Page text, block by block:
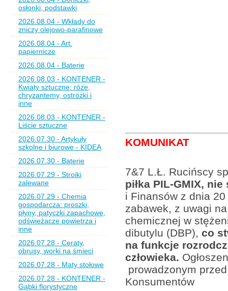
osłonki, podstawki
2026.08.04 - Wkłady do
zniczy olejowo-parafinowe
2026.08.04 - Art.
papiernicze
2026.08.04 - Baterie
2026.08.03 - KONTENER -
Kwiaty sztuczne: róże,
chryzantemy, ostróżki i
inne
2026.08.03 - KONTENER -
Liście sztuczne
2026.07.30 - Artykuły
szkolne i biurowe - KIDEA
2026.07.30 - Baterie
2026.07.29 - Stroiki
zalewane
2026.07.29 - Chemia
gospodarcza: proszki,
płyny, patyczki zapachowe,
odświeżacze powietrza i
inne
2026.07.28 - Ceraty,
obrusy, worki na śmieci
2026.07.28 - Maty stołowe
2026.07.28 - KONTENER -
Gąbki florystyczne
KOMUNIKAT
7&7 L.Ł. Rucińscy
piłka PIL-GMIX,
i Finansów z dnia
zabawek, z uwagi
chemicznej w
dibutylu (DBP), co
na funkcje
człowieka.
prowadzonym
Konsumentów